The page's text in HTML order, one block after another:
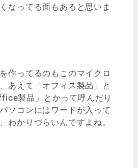
なってる面もあると思いま
作ってるのもこのマイクロ
あえて「オフィス製品」と
製品」とかって呼んだり
ソコンにはワードが入って
わかりづらいんですよね。